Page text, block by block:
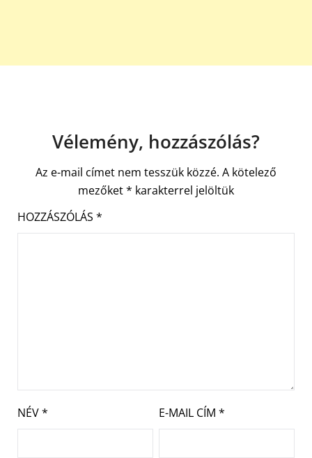
Vélemény, hozzászólás?
Az e-mail címet nem tesszük közzé. A kötelező
mezőket* karakterrel jelöltük
HOZZÁSZÓLÁS *
NÉV* E-MAIL CÍM *